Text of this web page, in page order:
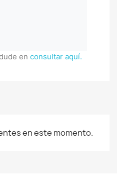
en consultar aquí.
en este momento.